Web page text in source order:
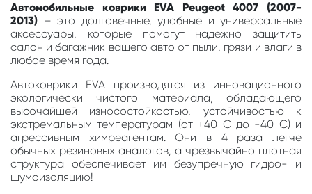
Автомобильные коврики EVA Peugeot 4007 (2007-
2013) – это долговечные, удобные и универсальные
аксессуары, которые помогут надежно защитить
салон и багажник вашего авто от пыли, грязи и влаги в
любое время года.
Автоковрики EVA производятся из инновационного
экологически чистого материала, обладающего
высочайшей износостойкостью, устойчивостью к
экстремальным температурам (от +40 С до -40 С) и
агрессивным химреагентам. Они в 4 раза легче
обычных резиновых аналогов, а чрезвычайно плотная
структура обеспечивает им безупречную гидро- и
шумоизоляцию!